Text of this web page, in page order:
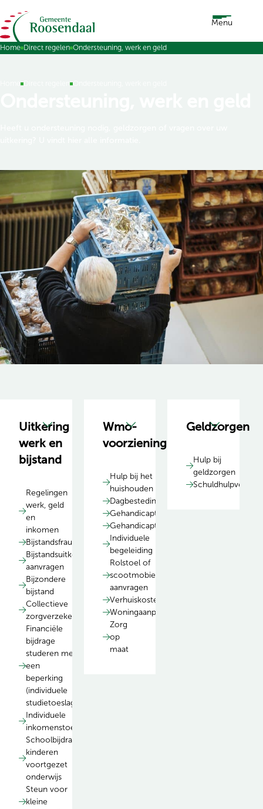
Ga naar de inhoud Menu
Home Direct regelen Ondersteuning, werk en geld
Uitkering
werk en
bijstand
Regelingen
werk, geld
en
inkomen
Bijstandsfraude
Bijstandsuitkering
aanvragen
Bijzondere
bijstand
Collectieve
zorgverzekering
Financiële
bijdrage
studeren met
een
beperking
(individuele
studietoeslag)
Individuele
inkomenstoeslag
Schoolbijdrage
kinderen
voortgezet
onderwijs
Steun voor
kleine
Wmo-
voorzieningen
Hulp bij het
huishouden
Dagbesteding
Gehandicaptenparkeerkaart
Gehandicaptenparkeerplaats
Individuele
begeleiding
Rolstoel of
scootmobiel
aanvragen
Verhuiskostenvergoeding
Woningaanpassingen
Zorg
op
maat
Geldzorgen
Hulp bij
geldzorgen